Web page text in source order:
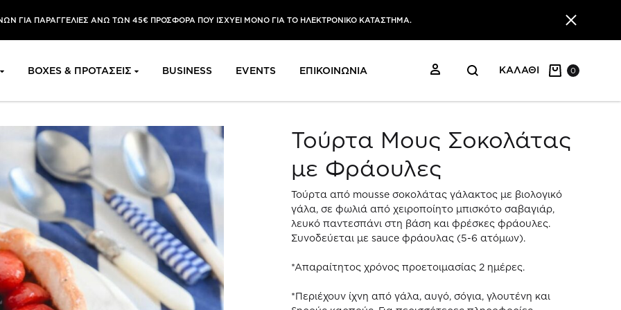
ΓΙΑ ΠΑΡΑΓΓΕΛΙΕΣ ΑΝΩ ΤΩΝ 45€ ΠΡΟΣΦΟΡΑ ΠΟΥ ΙΣΧΥΕΙ ΜΟΝΟ ΓΙΑ ΤΟ ΗΛΕΚΤΡΟΝΙΚΟ ΚΑΤΑΣΤΗΜΑ.
BOXES & ΠΡΟΤΑΣΕΙΣ BUSINESS EVENTS ΕΠΙΚΟΙΝΩΝΙΑ ΕΙΣΟΔΟΣ ΚΑΛΑΘΙ 0
Τούρτα Μους Σοκολάτας
με Φράουλες
Τούρτα από mousse σοκολάτας γάλακτος με βιολογικό
γάλα, σε φωλιά από χειροποίητο μπισκότο σαβαγιάρ,
λευκό παντεσπάνι στη βάση και φρέσκες φράουλες.
Συνοδεύεται με sauce φράουλας (5-6 ατόμων).
*Απαραίτητος χρόνος προετοιμασίας 2 ημέρες.
*Περιέχουν ίχνη από γάλα, αυγό, σόγια, γλουτένη και